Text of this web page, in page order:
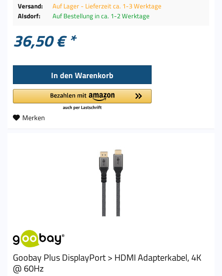
Versand:
Auf Lager - Lieferzeit ca. 1-3 Werktage
Alsdorf:
Auf Bestellung in ca. 1-2 Werktage
36,50 € *
In den Warenkorb
Merken
Goobay Plus DisplayPort > HDMI Adapterkabel, 4K
@ 60Hz